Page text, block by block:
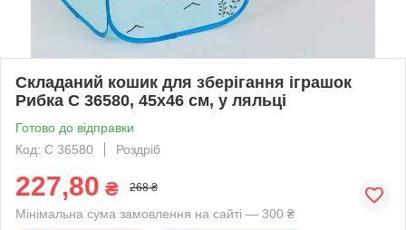
Складаний кошик для зберігання іграшок
Рибка C 36580, 45х46 см, у ляльці
Готово до відправки
Код: С 36580
Роздріб
227,80 ₴ 268 ₴
Мінімальна сума замовлення на сайті — 300 ₴